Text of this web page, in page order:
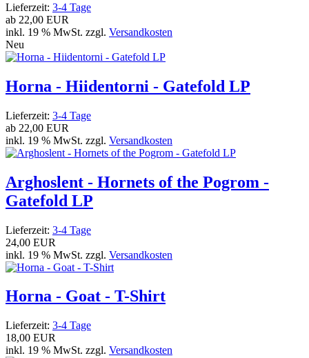
Lieferzeit: 3-4 Tage
ab 22,00 EUR
inkl. 19 % MwSt. zzgl. Versandkosten
Neu
Horna - Hiidentorni - Gatefold LP
Lieferzeit: 3-4 Tage
ab 22,00 EUR
inkl. 19 % MwSt. zzgl. Versandkosten
Arghoslent - Hornets of the Pogrom -
Gatefold LP
Lieferzeit: 3-4 Tage
24,00 EUR
inkl. 19 % MwSt. zzgl. Versandkosten
Horna - Goat - T-Shirt
Lieferzeit: 3-4 Tage
18,00 EUR
inkl. 19 % MwSt. zzgl. Versandkosten